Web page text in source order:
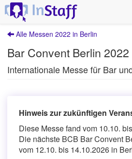
Alle Messen 2022 in Berlin
Bar Convent Berlin 2022
Internationale Messe für Bar
Hinweis zur zukünftigen
Diese Messe fand vom 10.10.
Die nächste BCB Bar Convent
vom 12.10. bis 14.10.2026 in